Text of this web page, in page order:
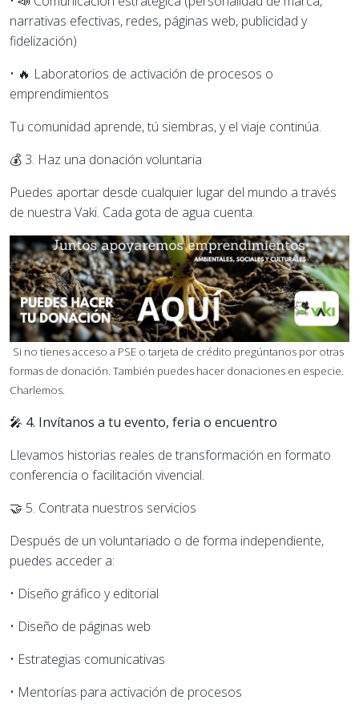
narrativas efectivas, redes, páginas web, publicidad y
fidelización)
• 🔥 Laboratorios de activación de procesos o
emprendimientos
Tu comunidad aprende, tú siembras, y el viaje continúa.
💰 3. Haz una donación voluntaria
Puedes aportar desde cualquier lugar del mundo a través
de nuestra Vaki. Cada gota de agua cuenta.
Si no tienes acceso a PSE o tarjeta de crédito pregúntanos por otras
formas de donación. También puedes hacer donaciones en especie.
Charlemos.
🎤 4. Invítanos a tu evento, feria o encuentro
Llevamos historias reales de transformación en formato
conferencia o facilitación vivencial.
🤝 5. Contrata nuestros servicios
Después de un voluntariado o de forma independiente,
puedes acceder a:
• Diseño gráfico y editorial
• Diseño de páginas web
• Estrategias comunicativas
• Mentorías para activación de procesos